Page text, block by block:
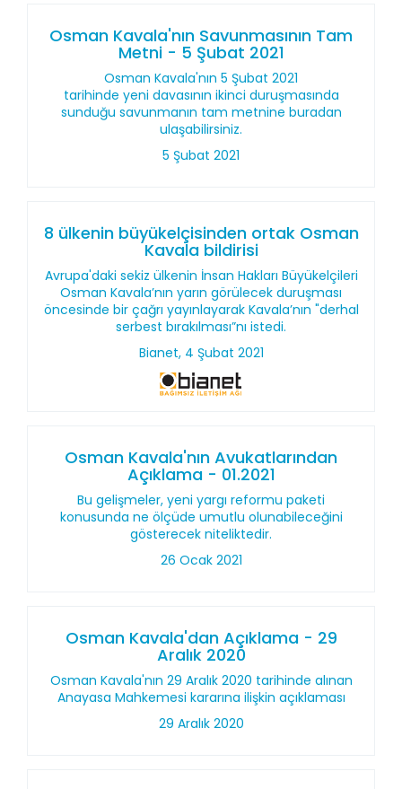
Osman Kavala'nın Savunmasının Tam
Metni - 5 Şubat 2021
Osman Kavala'nın 5 Şubat 2021
tarihinde yeni davasının ikinci duruşmasında
sunduğu savunmanın tam metnine buradan
ulaşabilirsiniz.
5 Şubat 2021
8 ülkenin büyükelçisinden ortak Osman
Kavala bildirisi
Avrupa'daki sekiz ülkenin İnsan Hakları Büyükelçileri
Osman Kavala’nın yarın görülecek duruşması
öncesinde bir çağrı yayınlayarak Kavala’nın "derhal
serbest bırakılması”nı istedi.
Bianet, 4 Şubat 2021
Osman Kavala'nın Avukatlarından
Açıklama - 01.2021
Bu gelişmeler, yeni yargı reformu paketi
konusunda ne ölçüde umutlu olunabileceğini
gösterecek niteliktedir.
26 Ocak 2021
Osman Kavala'dan Açıklama - 29
Aralık 2020
Osman Kavala'nın 29 Aralık 2020 tarihinde alınan
Anayasa Mahkemesi kararına ilişkin açıklaması
29 Aralık 2020